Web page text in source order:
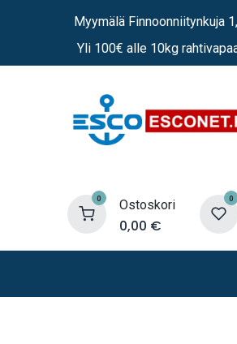
Myymälä Finnoonniitynkuja
Yli 100€ alle 10kg
0 Ostoskori
0,00 €
0